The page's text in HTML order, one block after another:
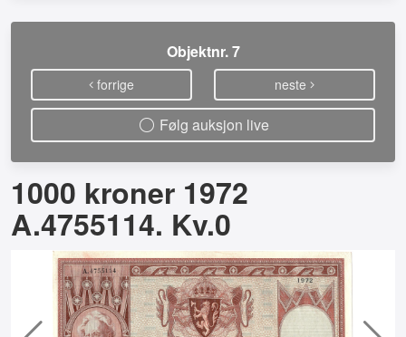
Objektnr. 7
forrige neste
Følg auksjon live
1000 kroner 1972
A.4755114. Kv.0